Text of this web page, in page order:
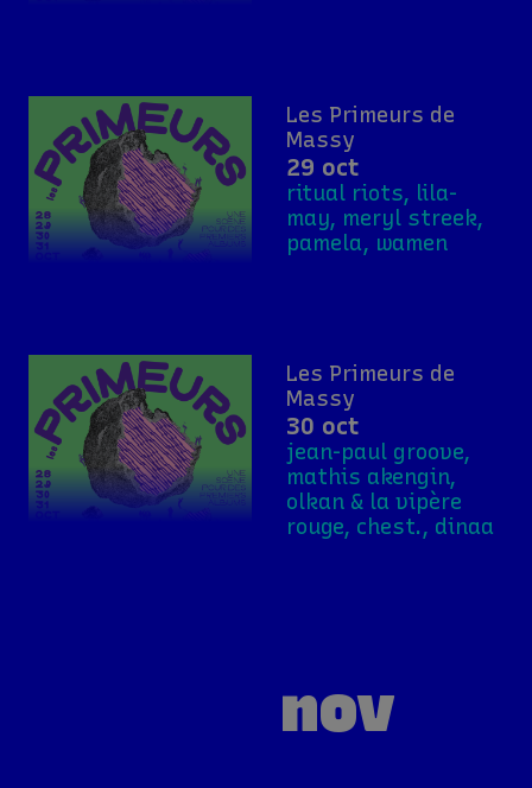
Les Primeurs de
Massy
29 oct
ritual riots, lila-
may, meryl streek,
pamela, wamen
Les Primeurs de
Massy
30 oct
jean-paul groove,
mathis akengin,
olkan & la vipère
rouge, chest., dinaa
nov